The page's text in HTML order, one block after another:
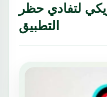
لتفادي حظر
التطبيق